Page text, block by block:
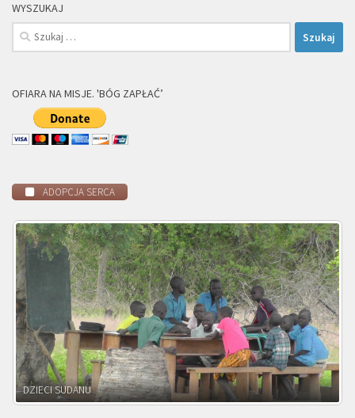
WYSZUKAJ
Szukaj:
OFIARA NA MISJE. 'BÓG ZAPŁAĆ’
ADOPCJA SERCA
DZIECI ZAMBII